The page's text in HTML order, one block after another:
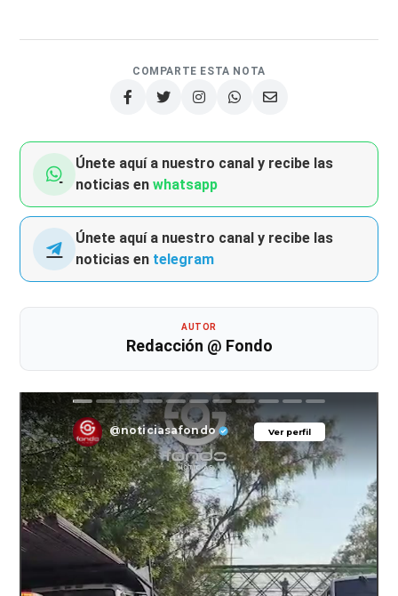
COMPARTE ESTA NOTA
Únete aquí a nuestro canal y recibe las
noticias enwhatsapp
Únete aquí a nuestro canal y recibe las
noticias en telegram
AUTOR
Redacción @ Fondo
Ver perfil
@noticiasafondo Ver perfil